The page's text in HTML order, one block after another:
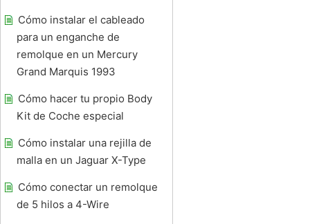
Cómo instalar el cableado
para un enganche de
remolque en un Mercury
Grand Marquis 1993
Cómo hacer tu propio Body
Kit de Coche especial
Cómo instalar una rejilla de
malla en un Jaguar X-Type
Cómo conectar un remolque
de 5 hilos a 4-Wire